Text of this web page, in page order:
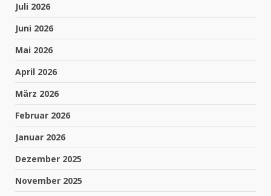
Juli 2026
Juni 2026
Mai 2026
April 2026
März 2026
Februar 2026
Januar 2026
Dezember 2025
November 2025